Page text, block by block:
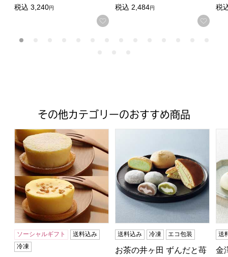
税込 3,240円
お気に入りに登録する
税込 2,484円
お気
税
その他カテゴリーのおすすめ商品
十勝トテッポ工房 北海道ナチュラルチーズケーキセット
ソーシャルギフト
送料込み
冷凍
送料込み 冷凍 エコ包装
お茶の井ヶ田 ずんだと苺
送
金